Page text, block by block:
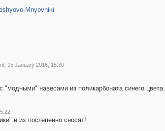
Mnyovniki
15 January 2016, 15:30
"модными" навесами из поликарбоната синего цвета.
и их постепенно сносят!